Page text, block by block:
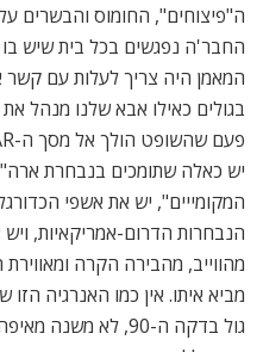
ה"פיצוחים", החומוס והבשרים
החבר'ה נפגשים בכל בית שיש
המאמן היה צריך לעלות עם קשר
בגולים כאילו אבא שלנו מנהל
פעם שהשופט הולך אל מסך ה-VAR לבדוק פנדל.
יש כאלה שתומכים בנבחרת
המקומייים", יש את אשפי
הנבחרות הדרום-אמריקאיות,
מהווייב, מהבירה הקרה
מביא איתו. אין כמו האנרגיה
גול בדקה ה-90, לא